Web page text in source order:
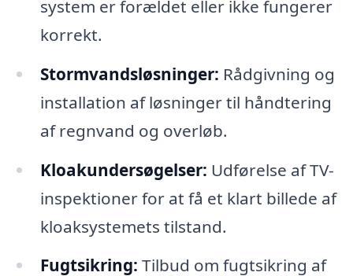
system er forældet eller ikke fungerer
korrekt.
Stormvandsløsninger: Rådgivning og
installation af løsninger til håndtering
af regnvand og overløb.
Kloakundersøgelser: Udførelse af TV-
inspektioner for at få et klart billede af
kloaksystemets tilstand.
Fugtsikring: Tilbud om fugtsikring af